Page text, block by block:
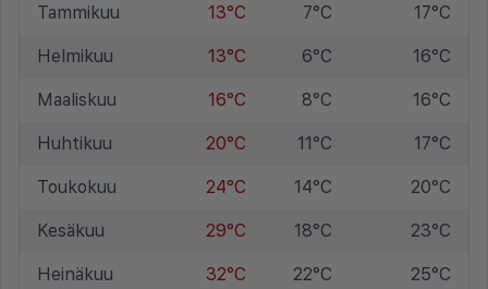
Tammikuu 13°C 7°C 17°C
Helmikuu 13°C 6°C 16°C
Maaliskuu 16°C 8°C 16°C
Huhtikuu 20°C 11°C 17°C
Toukokuu 24°C 14°C 20°C
Kesäkuu 29°C 18°C 23°C
Heinäkuu 32°C 22°C 25°C